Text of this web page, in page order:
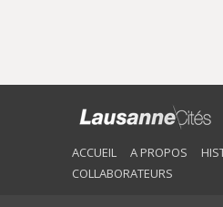
ACCUEIL A PROPOS
COLLABORATEURS